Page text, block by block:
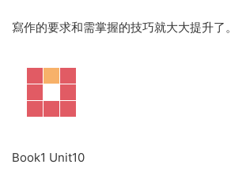
寫作的要求和需掌握的技巧就大大提升了。
Book1 Unit10